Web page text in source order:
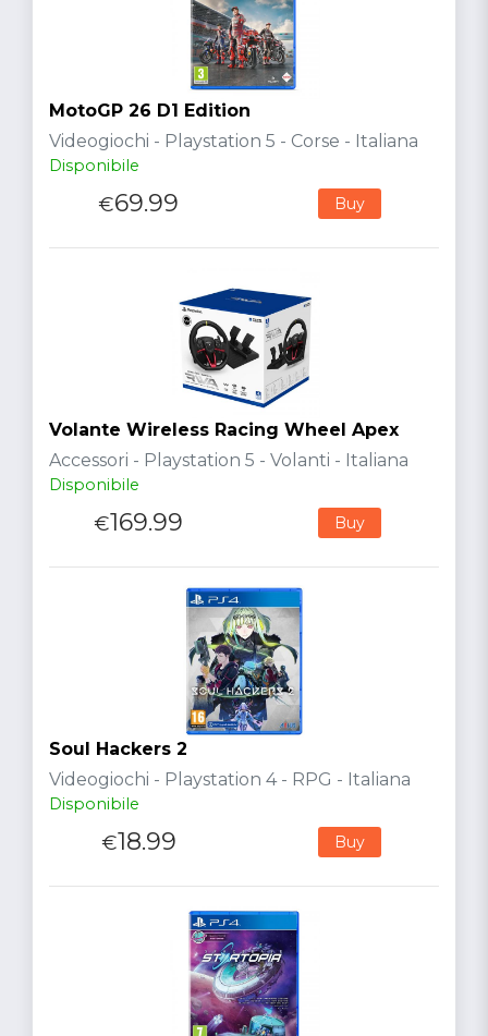
MotoGP 26 D1 Edition
Videogiochi - Playstation 5 - Corse - Italiana
Disponibile
€69.99 Buy
Volante Wireless Racing Wheel Apex
Accessori - Playstation 5 - Volanti - Italiana
Disponibile
€169.99 Buy
Soul Hackers 2
Videogiochi - Playstation 4 - RPG - Italiana
Disponibile
€18.99 Buy